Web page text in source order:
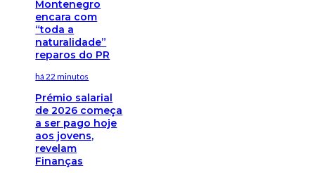
Montenegro
encara com
“toda a
naturalidade”
reparos do PR
há 22 minutos
Prémio salarial
de 2026 começa
a ser pago hoje
aos jovens,
revelam
Finanças